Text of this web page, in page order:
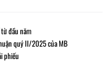
đầu năm
quý II/2025 của MB
phiếu